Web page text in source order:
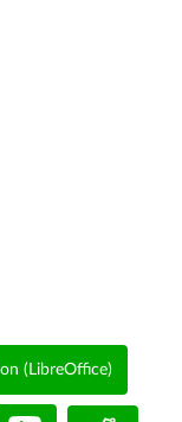
(LibreOffice)